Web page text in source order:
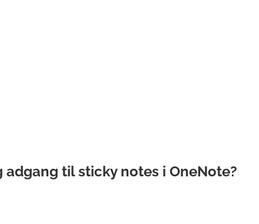
adgang til sticky notes i OneNote?